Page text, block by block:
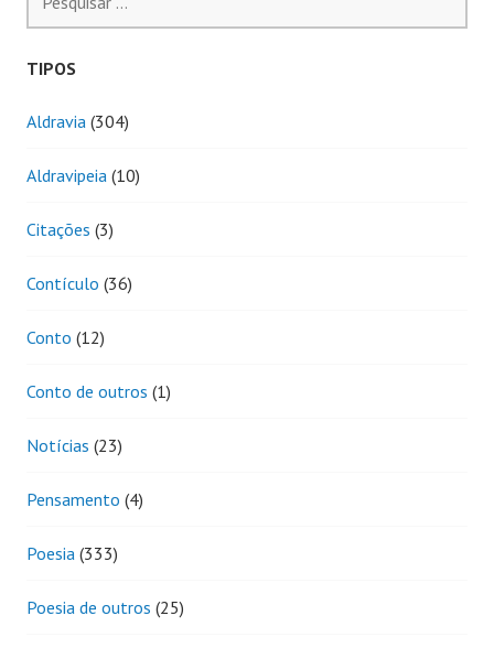
por:
TIPOS
Aldravia (304)
Aldravipeia (10)
Citações (3)
Contículo (36)
Conto (12)
Conto de outros (1)
Notícias (23)
Pensamento (4)
Poesia (333)
Poesia de outros (25)